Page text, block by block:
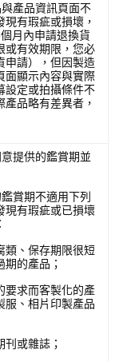
產品資訊頁面不
有瑕疵或損壞，
月內申請退換貨
或有效期限，您必
申請），但因製造
面顯示內容與實際
設定或拍攝條件不
產品略有差異者，
提供的鑑賞期並
賞期不適用下列
現有瑕疵或已損壞
類、保存期限很短
期的產品；
要求而客製化的產
服、相片印製產品
刊或雜誌；